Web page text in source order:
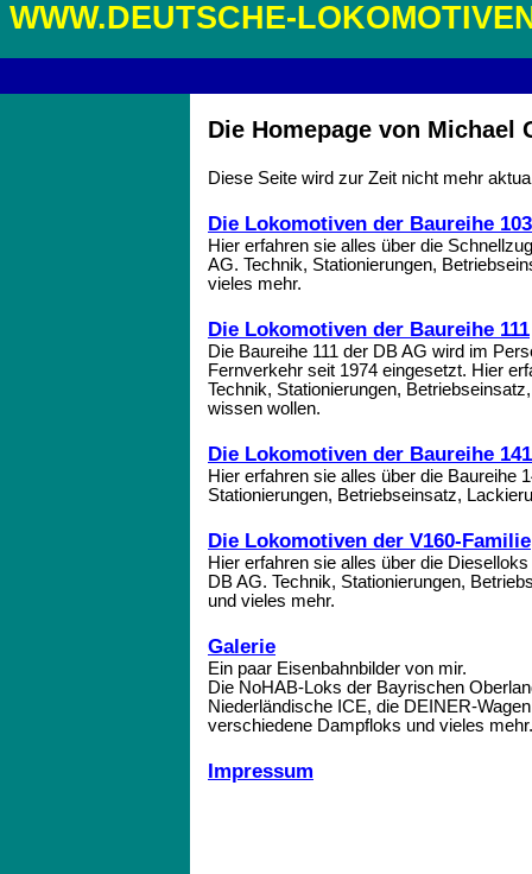
WWW.DEUTSCHE-
Die Homepage von Michael
Diese Seite wird zur Zeit nicht mehr
Die Lokomotiven der Baureihe 103
Hier erfahren sie alles über die
AG. Technik, Stationierungen,
vieles mehr.
Die Lokomotiven der Baureihe 111
Die Baureihe 111 der DB AG wird im
Fernverkehr seit 1974 eingesetzt. Hier
Technik, Stationierungen,
wissen wollen.
Die Lokomotiven der Baureihe 141
Hier erfahren sie alles über die Baureihe
Stationierungen, Betriebseinsatz,
Die Lokomotiven der V160-Familie
Hier erfahren sie alles über die
DB AG. Technik, Stationierungen,
und vieles mehr.
Galerie
Ein paar Eisenbahnbilder von mir.
Die NoHAB-Loks der Bayrischen
Niederländische ICE, die DEINER-
verschiedene Dampfloks und vieles mehr.
Impressum